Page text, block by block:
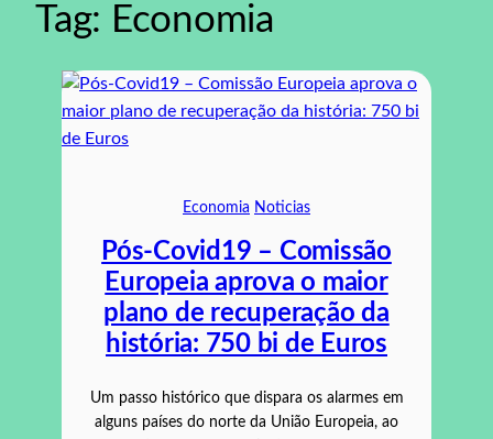
Tag: Economia
Economia Noticias
Pós-Covid19 – Comissão
Europeia aprova o maior
plano de recuperação da
história: 750 bi de Euros
Um passo histórico que dispara os alarmes em
alguns países do norte da União Europeia, ao